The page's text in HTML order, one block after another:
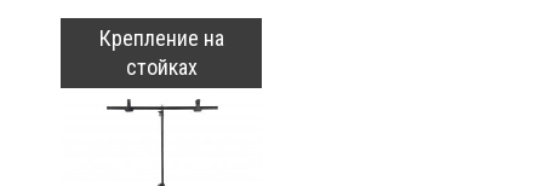
Крепление на
стойках